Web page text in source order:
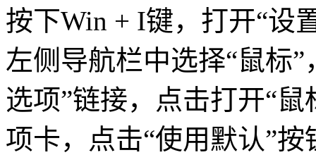
按下Win + I键，打开“设
左侧导航栏中选择“鼠标
选项”链接，点击打开“
项卡，点击“使用默认”